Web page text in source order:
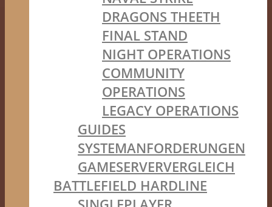
DRAGONS THEETH
FINAL STAND
NIGHT OPERATIONS
COMMUNITY
OPERATIONS
LEGACY OPERATIONS
GUIDES
SYSTEMANFORDERUNGEN
GAMESERVERVERGLEICH
BATTLEFIELD HARDLINE